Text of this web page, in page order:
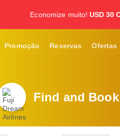
Economize muito! USD 30
Promoção Reservas Ofertas
Find and